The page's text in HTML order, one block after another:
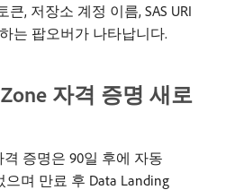
큰, 저장소 계정 이름, SAS URI
는 팝오버가 나타납니다.
자격 증명 새로
격 증명은 90일 후에 자동
며 만료 후 Data Landing